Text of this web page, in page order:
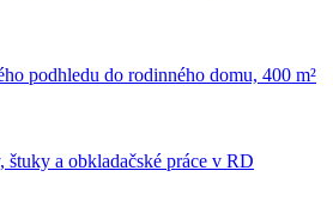
podhledu do rodinného domu, 400 m²
a obkladačské práce v RD